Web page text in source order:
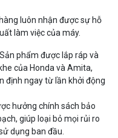
luôn nhận được sự hỗ
làm việc của máy.
Sản phẩm được lắp ráp và
của Honda và Amita,
định ngay từ lần khởi động
hưởng chính sách bảo
giúp loại bỏ mọi rủi ro
dụng ban đầu.